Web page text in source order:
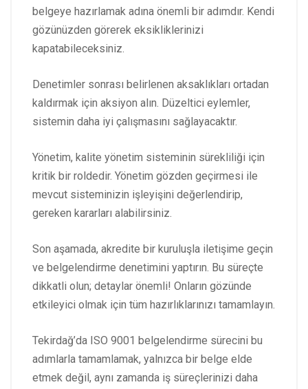
belgeye hazırlamak adına önemli bir adımdır. Kendi
gözünüzden görerek eksikliklerinizi
kapatabileceksiniz.
Denetimler sonrası belirlenen aksaklıkları ortadan
kaldırmak için aksiyon alın. Düzeltici eylemler,
sistemin daha iyi çalışmasını sağlayacaktır.
Yönetim, kalite yönetim sisteminin sürekliliği için
kritik bir roldedir. Yönetim gözden geçirmesi ile
mevcut sisteminizin işleyişini değerlendirip,
gereken kararları alabilirsiniz.
Son aşamada, akredite bir kuruluşla iletişime geçin
ve belgelendirme denetimini yaptırın. Bu süreçte
dikkatli olun; detaylar önemli! Onların gözünde
etkileyici olmak için tüm hazırlıklarınızı tamamlayın.
Tekirdağ’da ISO 9001 belgelendirme sürecini bu
adımlarla tamamlamak, yalnızca bir belge elde
etmek değil, aynı zamanda iş süreçlerinizi daha